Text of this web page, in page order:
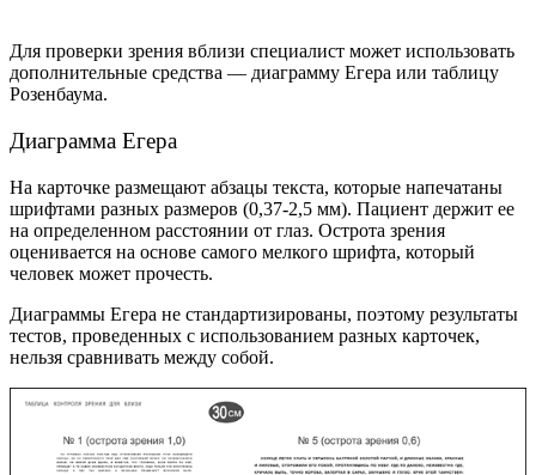
Для проверки зрения вблизи специалист может использовать
дополнительные средства — диаграмму Егера или таблицу
Розенбаума.
Диаграмма Егера
На карточке размещают абзацы текста, которые напечатаны
шрифтами разных размеров (0,37-2,5 мм). Пациент держит ее
на определенном расстоянии от глаз. Острота зрения
оценивается на основе самого мелкого шрифта, который
человек может прочесть.
Диаграммы Егера не стандартизированы, поэтому результаты
тестов, проведенных с использованием разных карточек,
нельзя сравнивать между собой.